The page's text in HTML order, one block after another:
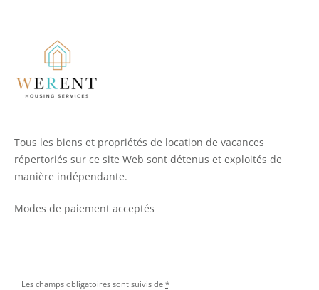
Tous les biens et propriétés de location de vacances
répertoriés sur ce site Web sont détenus et exploités de
manière indépendante.
Modes de paiement acceptés
Les champs obligatoires sont suivis de *